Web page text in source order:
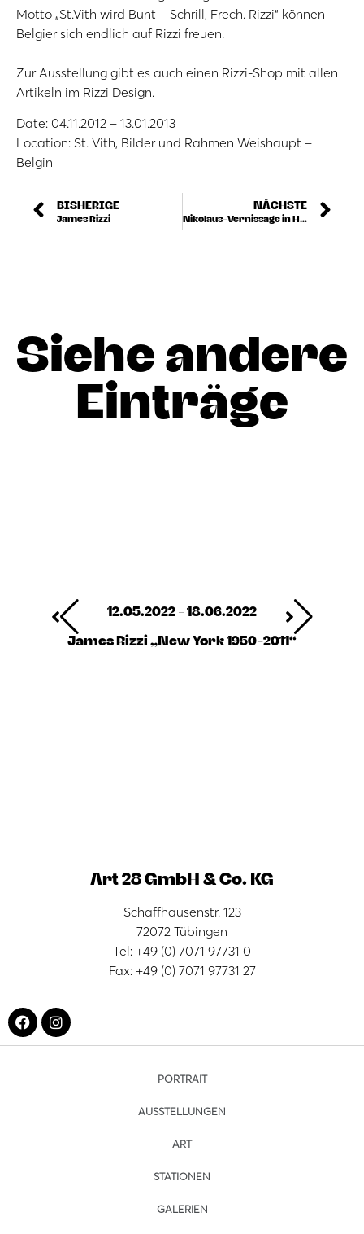
Motto „St.Vith wird Bunt – Schrill, Frech. Rizzi“ können
Belgier sich endlich auf Rizzi freuen.
Zur Ausstellung gibt es auch einen Rizzi-Shop mit allen
Artikeln im Rizzi Design.
Date: 04.11.2012 – 13.01.2013
Location: St. Vith, Bilder und Rahmen Weishaupt –
Belgin
BISHERIGE
James Rizzi
NÄCHSTE
Nikolaus-Vernissage in Hamburg
Siehe andere
Einträge
12.05.2022 - 18.06.2022
James Rizzi „New York 1950-2011“
Art 28 GmbH & Co. KG
Schaffhausenstr. 123
72072 Tübingen
Tel: +49 (0) 7071 97731 0
Fax: +49 (0) 7071 97731 27
PORTRAIT
AUSSTELLUNGEN
ART
STATIONEN
GALERIEN